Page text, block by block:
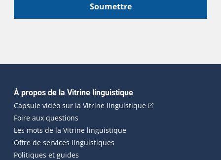
Soumettre
Navigation principale
À propos de la Vitrine linguistique
Capsule vidéo sur la Vitrine linguistique(Cet hyperlien
Foire aux questions
Les mots de la Vitrine linguistique
Offre de services linguistiques
Politiques et guides